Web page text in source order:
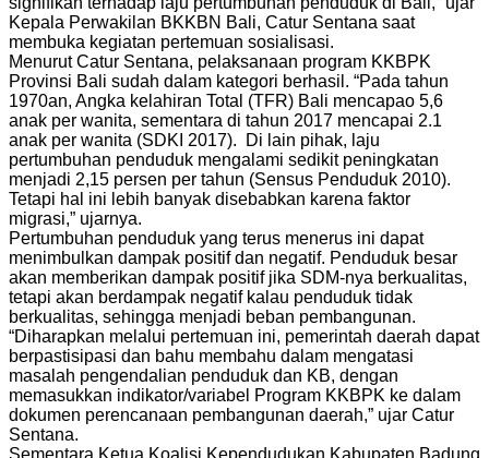
Kepala Perwakilan BKKBN Bali, Catur Sentana saat
membuka kegiatan pertemuan sosialisasi.
Menurut Catur Sentana, pelaksanaan program KKBPK
Provinsi Bali sudah dalam kategori berhasil. “Pada tahun
1970an, Angka kelahiran Total (TFR) Bali mencapao 5,6
anak per wanita, sementara di tahun 2017 mencapai 2.1
anak per wanita (SDKI 2017). Di lain pihak, laju
pertumbuhan penduduk mengalami sedikit peningkatan
menjadi 2,15 persen per tahun (Sensus Penduduk 2010).
Tetapi hal ini lebih banyak disebabkan karena faktor
migrasi,” ujarnya.
Pertumbuhan penduduk yang terus menerus ini dapat
menimbulkan dampak positif dan negatif. Penduduk besar
akan memberikan dampak positif jika SDM-nya berkualitas,
tetapi akan berdampak negatif kalau penduduk tidak
berkualitas, sehingga menjadi beban pembangunan.
“Diharapkan melalui pertemuan ini, pemerintah daerah dapat
berpastisipasi dan bahu membahu dalam mengatasi
masalah pengendalian penduduk dan KB, dengan
memasukkan indikator/variabel Program KKBPK ke dalam
dokumen perencanaan pembangunan daerah,” ujar Catur
Sentana.
Sementara Ketua Koalisi Kependudukan Kabupaten Badung